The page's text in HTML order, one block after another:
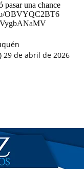
pasar una chance
OBVYQC2BT6
29 de abril de 2026